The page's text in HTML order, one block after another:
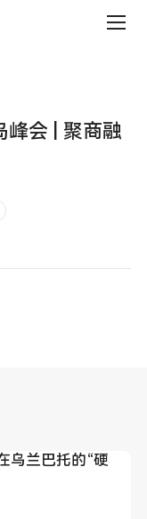
峰会 | 聚商融